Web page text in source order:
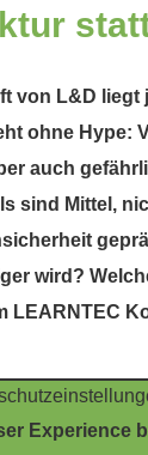
von L&D
ohne Hype:
auch
sind Mittel,
wird?
LEARNTEC
und die